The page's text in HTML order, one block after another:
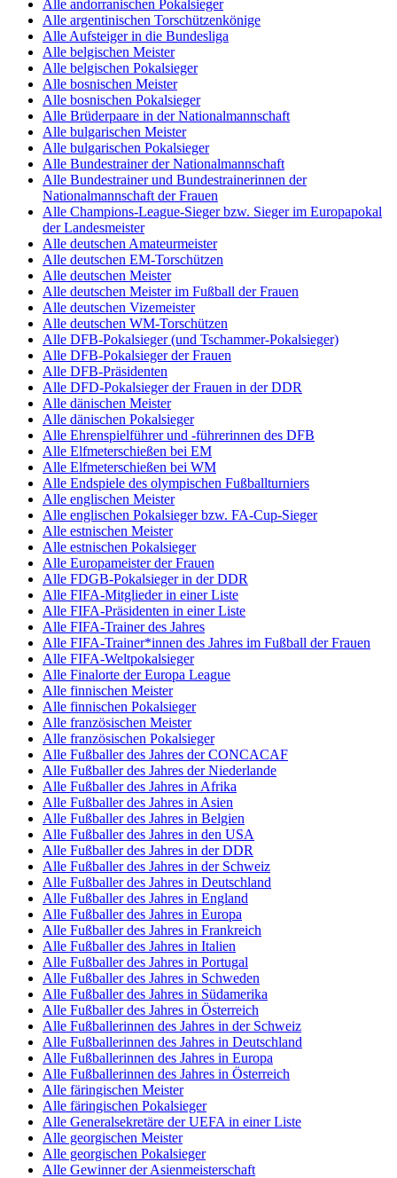
Alle andorranischen Pokalsieger
Alle argentinischen Torschützenkönige
Alle Aufsteiger in die Bundesliga
Alle belgischen Meister
Alle belgischen Pokalsieger
Alle bosnischen Meister
Alle bosnischen Pokalsieger
Alle Brüderpaare in der Nationalmannschaft
Alle bulgarischen Meister
Alle bulgarischen Pokalsieger
Alle Bundestrainer der Nationalmannschaft
Alle Bundestrainer und Bundestrainerinnen der
Nationalmannschaft der Frauen
Alle Champions-League-Sieger bzw. Sieger im Europapokal
der Landesmeister
Alle deutschen Amateurmeister
Alle deutschen EM-Torschützen
Alle deutschen Meister
Alle deutschen Meister im Fußball der Frauen
Alle deutschen Vizemeister
Alle deutschen WM-Torschützen
Alle DFB-Pokalsieger (und Tschammer-Pokalsieger)
Alle DFB-Pokalsieger der Frauen
Alle DFB-Präsidenten
Alle DFD-Pokalsieger der Frauen in der DDR
Alle dänischen Meister
Alle dänischen Pokalsieger
Alle Ehrenspielführer und -führerinnen des DFB
Alle Elfmeterschießen bei EM
Alle Elfmeterschießen bei WM
Alle Endspiele des olympischen Fußballturniers
Alle englischen Meister
Alle englischen Pokalsieger bzw. FA-Cup-Sieger
Alle estnischen Meister
Alle estnischen Pokalsieger
Alle Europameister der Frauen
Alle FDGB-Pokalsieger in der DDR
Alle FIFA-Mitglieder in einer Liste
Alle FIFA-Präsidenten in einer Liste
Alle FIFA-Trainer des Jahres
Alle FIFA-Trainer*innen des Jahres im Fußball der Frauen
Alle FIFA-Weltpokalsieger
Alle Finalorte der Europa League
Alle finnischen Meister
Alle finnischen Pokalsieger
Alle französischen Meister
Alle französischen Pokalsieger
Alle Fußballer des Jahres der CONCACAF
Alle Fußballer des Jahres der Niederlande
Alle Fußballer des Jahres in Afrika
Alle Fußballer des Jahres in Asien
Alle Fußballer des Jahres in Belgien
Alle Fußballer des Jahres in den USA
Alle Fußballer des Jahres in der DDR
Alle Fußballer des Jahres in der Schweiz
Alle Fußballer des Jahres in Deutschland
Alle Fußballer des Jahres in England
Alle Fußballer des Jahres in Europa
Alle Fußballer des Jahres in Frankreich
Alle Fußballer des Jahres in Italien
Alle Fußballer des Jahres in Portugal
Alle Fußballer des Jahres in Schweden
Alle Fußballer des Jahres in Südamerika
Alle Fußballer des Jahres in Österreich
Alle Fußballerinnen des Jahres in der Schweiz
Alle Fußballerinnen des Jahres in Deutschland
Alle Fußballerinnen des Jahres in Europa
Alle Fußballerinnen des Jahres in Österreich
Alle färingischen Meister
Alle färingischen Pokalsieger
Alle Generalsekretäre der UEFA in einer Liste
Alle georgischen Meister
Alle georgischen Pokalsieger
Alle Gewinner der Asienmeisterschaft